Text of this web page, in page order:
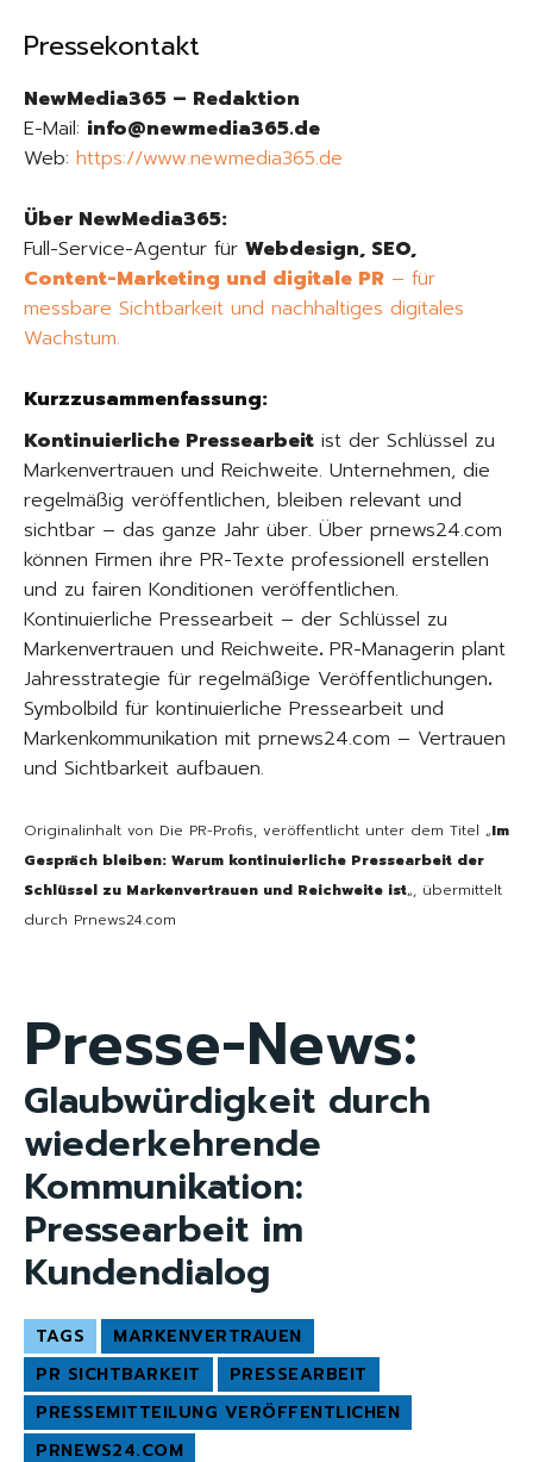
Pressekontakt
NewMedia365 – Redaktion
E-Mail: info@newmedia365.de
Web: https://www.newmedia365.de
Über NewMedia365:
Full-Service-Agentur für Webdesign, SEO,
Content-Marketing und digitale PR – für
messbare Sichtbarkeit und nachhaltiges digitales
Wachstum.
Kurzzusammenfassung:
Kontinuierliche Pressearbeit ist der Schlüssel zu
Markenvertrauen und Reichweite. Unternehmen, die
regelmäßig veröffentlichen, bleiben relevant und
sichtbar – das ganze Jahr über. Über prnews24.com
können Firmen ihre PR-Texte professionell erstellen
und zu fairen Konditionen veröffentlichen.
Kontinuierliche Pressearbeit – der Schlüssel zu
Markenvertrauen und Reichweite. PR-Managerin plant
Jahresstrategie für regelmäßige Veröffentlichungen.
Symbolbild für kontinuierliche Pressearbeit und
Markenkommunikation mit prnews24.com – Vertrauen
und Sichtbarkeit aufbauen.
Originalinhalt von Die PR-Profis, veröffentlicht unter dem Titel „Im
Gespräch bleiben: Warum kontinuierliche Pressearbeit der
Schlüssel zu Markenvertrauen und Reichweite ist„, übermittelt
durch Prnews24.com
Presse-News:
Glaubwürdigkeit durch
wiederkehrende
Kommunikation:
Pressearbeit im
Kundendialog
TAGS
MARKENVERTRAUEN
PR SICHTBARKEIT
PRESSEARBEIT
PRESSEMITTEILUNG VERÖFFENTLICHEN
PRNEWS24.COM